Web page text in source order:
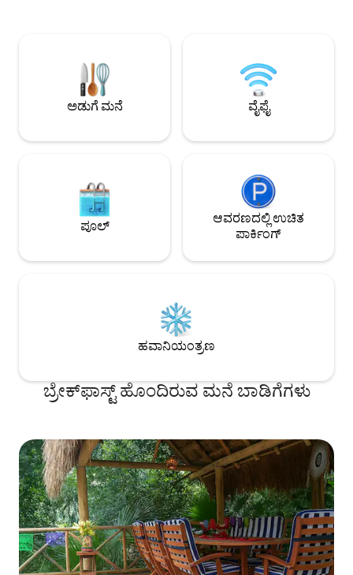
ಹೆಚ್ಚು ಪಂಚತಾರಾ ವಿಮರ್ಶೆಗಳೊಂದಿಗೆ ✔️
ವಿಶ್ವಾಸಾರ್ಹ ಸೂಪರ್‌ಹೋಸ್ಟ್ ️ದಯವಿಟ್ಟು ಸಂಪೂರ್ಣ
ವಿವರಣೆಯನ್ನು ಓದಿ️
ಸಮಯದ ಕ್ರೀಡೆಯಾಗಿದೆ!
ಬ್ಲಾಕ್ ದೂರದಲ್ಲಿದೆ.
ರಿವೇರಿಯಾ
ಸ್ಥಳಗಳು.
ಅಡುಗೆ ಮನೆ ವೈಫೈ
ಪೂಲ್
ಆವರಣದಲ್ಲಿ ಉಚಿತ
ಪಾರ್ಕಿಂಗ್
ಹವಾನಿಯಂತ್ರಣ
ಬ್ರೇಕ್‍‍ಫಾಸ್ಟ್ ಹೊಂದಿರುವ ಮನೆ ಬಾಡಿಗೆಗಳು